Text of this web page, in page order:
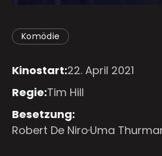
Komödie
Kinostart:22. April 2021
Regie:Tim Hill
Besetzung:
Robert De Niro Uma